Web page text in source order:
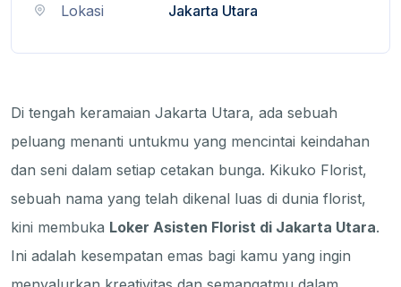
Lokasi Jakarta Utara
Di tengah keramaian Jakarta Utara, ada sebuah
peluang menanti untukmu yang mencintai keindahan
dan seni dalam setiap cetakan bunga. Kikuko Florist,
sebuah nama yang telah dikenal luas di dunia florist,
kini membuka Loker Asisten Florist di Jakarta Utara.
Ini adalah kesempatan emas bagi kamu yang ingin